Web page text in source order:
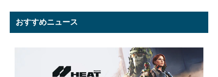
おすすめニュース